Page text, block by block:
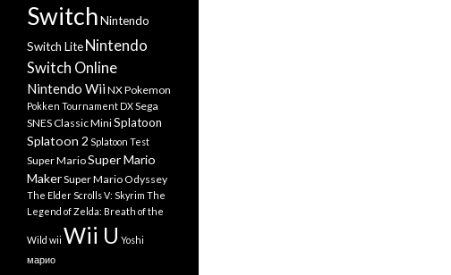
SwitchNintendo
Switch LiteNintendo
Switch Online
Nintendo WiiNXPokemon
Pokken Tournament DXSega
SNES Classic MiniSplatoon
Splatoon 2 Splatoon Test
Super MarioSuper Mario
MakerSuper Mario Odyssey
The Elder Scrolls V: Skyrim The
Legend of Zelda: Breath of the
Wild wii Wii U Yoshi
марио